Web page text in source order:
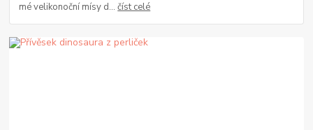
mé velikonoční mísy d...číst celé